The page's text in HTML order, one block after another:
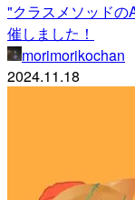
"クラスメソッドの
催しました！
morimorikochan
2024.11.18